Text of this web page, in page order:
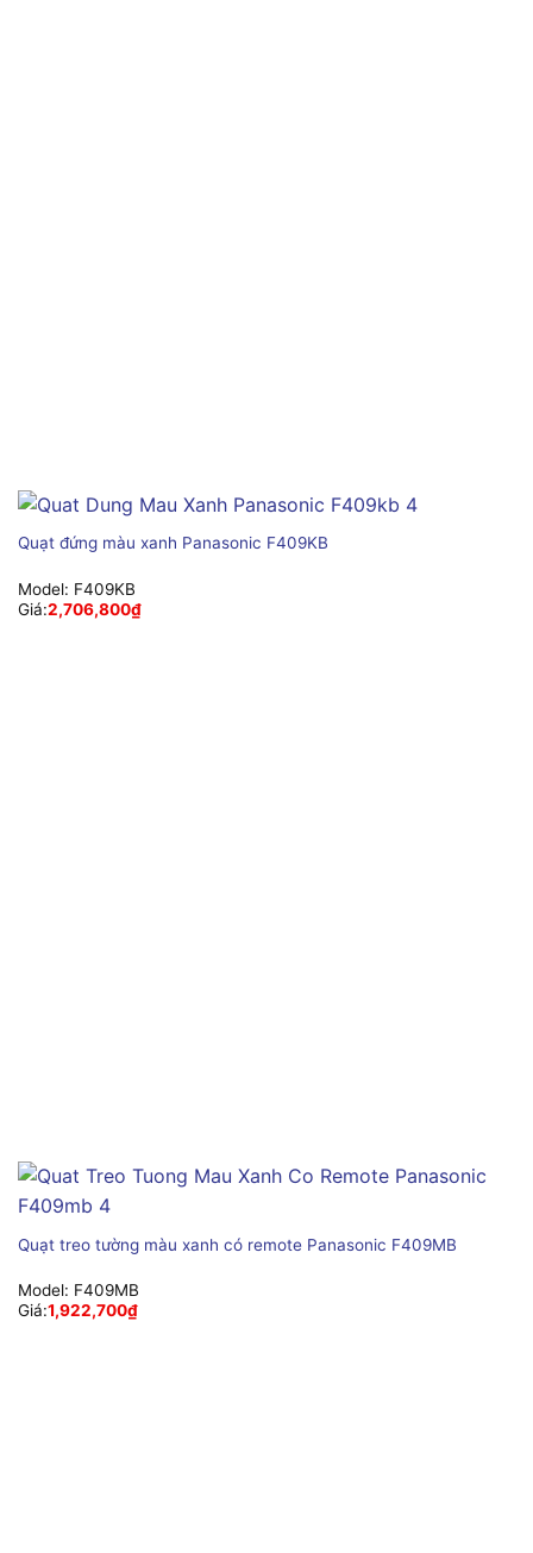
Quạt đứng màu xanh Panasonic F409KB
Model: F409KB
Giá:2,706,800₫
Quạt treo tường màu xanh có remote Panasonic F409MB
Model: F409MB
Giá:1,922,700₫